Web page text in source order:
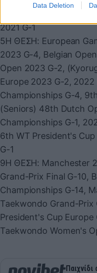
Data Deletion
2021 G-1
5Η ΘΕΣΗ: European
2023 G-4, Belgian
Open 2023 G-2,
Europe 2023 G-2, 2022
Championships G-4,
(Seniors) 48th Dutch
Championships G-1,
6th WT President's Cup
G-1
9Η ΘΕΣΗ: Manchester
Grand-Prix Final G-10,
Championships G-14,
Taekwondo Grand-Prix
President's Cup
Taekwondo Women's